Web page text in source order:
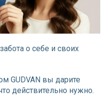
о себе и своих
GUDVAN вы дарите
действительно нужно.